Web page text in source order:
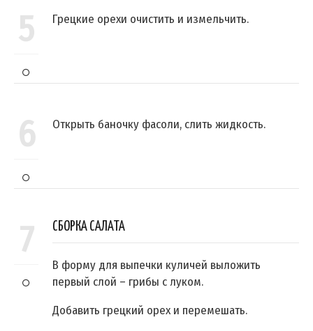
5 Грецкие орехи очистить и измельчить.
6 Открыть баночку фасоли, слить жидкость.
7 СБОРКА САЛАТА
В форму для выпечки куличей выложить
первый слой – грибы с луком.
Добавить грецкий орех и перемешать.